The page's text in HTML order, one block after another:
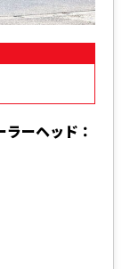
ーヘッド：